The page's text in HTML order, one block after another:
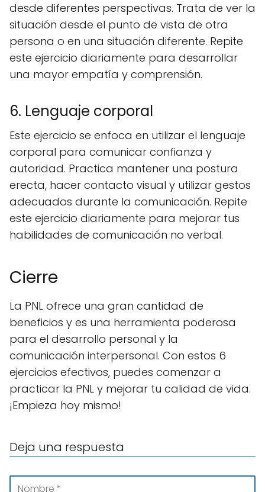
desde diferentes perspectivas. Trata de ver la
situación desde el punto de vista de otra
persona o en una situación diferente. Repite
este ejercicio diariamente para desarrollar
una mayor empatía y comprensión.
6. Lenguaje corporal
Este ejercicio se enfoca en utilizar el lenguaje
corporal para comunicar confianza y
autoridad. Practica mantener una postura
erecta, hacer contacto visual y utilizar gestos
adecuados durante la comunicación. Repite
este ejercicio diariamente para mejorar tus
habilidades de comunicación no verbal.
Cierre
La PNL ofrece una gran cantidad de
beneficios y es una herramienta poderosa
para el desarrollo personal y la
comunicación interpersonal. Con estos 6
ejercicios efectivos, puedes comenzar a
practicar la PNL y mejorar tu calidad de vida.
¡Empieza hoy mismo!
Deja una respuesta